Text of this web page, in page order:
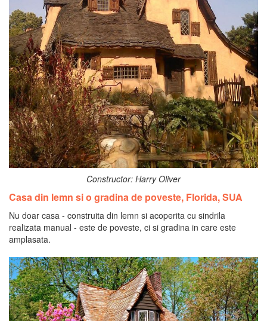
Constructor: Harry Oliver
Casa din lemn si o gradina de poveste, Florida, SUA
Nu doar casa - construita din lemn si acoperita cu sindrila
realizata manual - este de poveste, ci si gradina in care este
amplasata.